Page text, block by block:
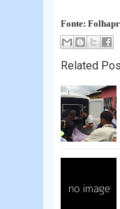
Fonte:
Related